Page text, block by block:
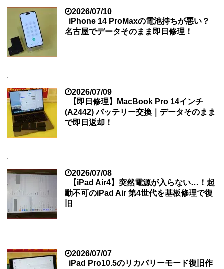
2026/07/10
iPhone 14 ProMaxの電池持ちが悪い？
名古屋でデータそのまま即日修理！
2026/07/09
【即日修理】MacBook Pro 14インチ
(A2442) バッテリー交換｜データそのまま
で即日返却！
2026/07/08
【iPad Air4】突然電源が入らない…！起
動不可のiPad Air 第4世代を基板修理で復
旧
2026/07/07
iPad Pro10.5のリカバリーモード復旧作